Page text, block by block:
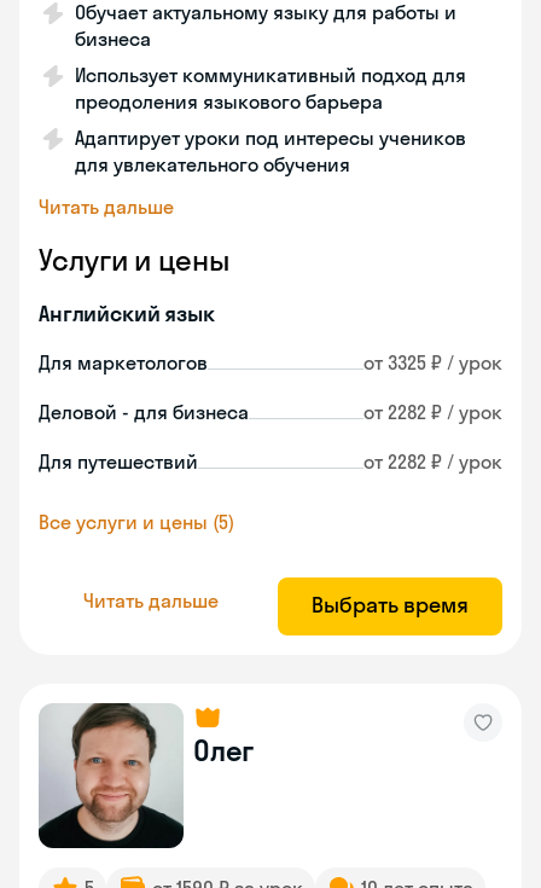
Обучает актуальному языку для работы и
бизнеса
Использует коммуникативный подход для
преодоления языкового барьера
Адаптирует уроки под интересы учеников
для увлекательного обучения
Читать дальше
Услуги и цены
Английский язык
Для маркетологов от 3325 ₽ / урок
Деловой - для бизнеса от 2282 ₽ / урок
Для путешествий от 2282 ₽ / урок
Все услуги и цены (5)
Читать дальше Выбрать время
Олег